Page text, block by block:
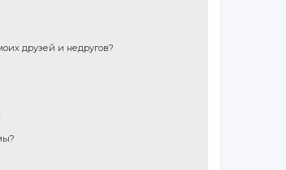
друзей и недругов?